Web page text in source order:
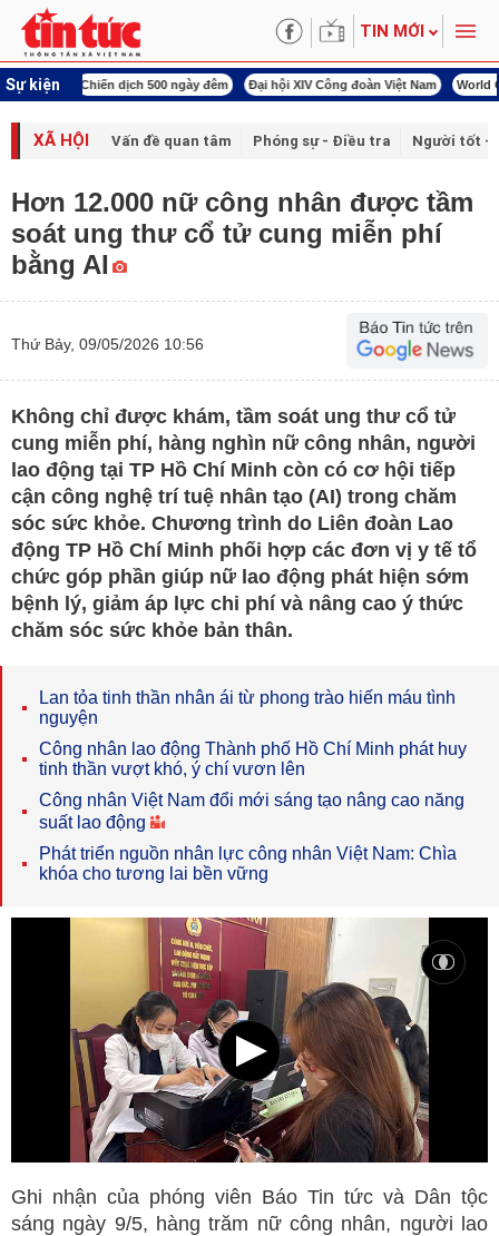
TIN MỚI
Sự kiện
ngày đêm Đại hội XIV Công đoàn Việt Nam World Cup 2026 Kỳ họp thứ
XÃ HỘI Vấn đề quan tâm Phóng sự - Điều tra Người tốt -
Hơn 12.000 nữ công nhân được tầm
soát ung thư cổ tử cung miễn phí
bằng AI
Thứ Bảy, 09/05/2026 10:56
Không chỉ được khám, tầm soát ung thư cổ tử
cung miễn phí, hàng nghìn nữ công nhân, người
lao động tại TP Hồ Chí Minh còn có cơ hội tiếp
cận công nghệ trí tuệ nhân tạo (AI) trong chăm
sóc sức khỏe. Chương trình do Liên đoàn Lao
động TP Hồ Chí Minh phối hợp các đơn vị y tế tổ
chức góp phần giúp nữ lao động phát hiện sớm
bệnh lý, giảm áp lực chi phí và nâng cao ý thức
chăm sóc sức khỏe bản thân.
Lan tỏa tinh thần nhân ái từ phong trào hiến máu tình
nguyện
Công nhân lao động Thành phố Hồ Chí Minh phát huy
tinh thần vượt khó, ý chí vươn lên
Công nhân Việt Nam đổi mới sáng tạo nâng cao năng
suất lao động
Phát triển nguồn nhân lực công nhân Việt Nam: Chìa
khóa cho tương lai bền vững
Ghi nhận của phóng viên Báo Tin tức và Dân tộc
sáng ngày 9/5, hàng trăm nữ công nhân, người lao